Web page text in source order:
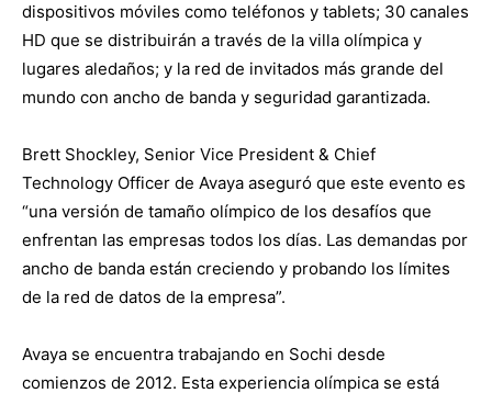
dispositivos móviles como teléfonos y tablets; 30 canales
HD que se distribuirán a través de la villa olímpica y
lugares aledaños; y la red de invitados más grande del
mundo con ancho de banda y seguridad garantizada.
Brett Shockley, Senior Vice President & Chief
Technology Officer de Avaya aseguró que este evento es
“una versión de tamaño olímpico de los desafíos que
enfrentan las empresas todos los días. Las demandas por
ancho de banda están creciendo y probando los límites
de la red de datos de la empresa”.
Avaya se encuentra trabajando en Sochi desde
comienzos de 2012. Esta experiencia olímpica se está